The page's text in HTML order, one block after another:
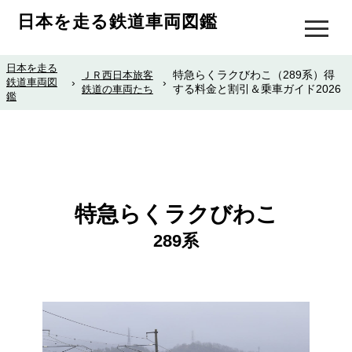
日本を走る鉄道車両図鑑
日本を走る
鉄道車両図
鑑
›
ＪＲ西日本旅客
鉄道の車両たち
›
特急らくラクびわこ（289系）得
する料金と割引＆乗車ガイド2026
特急らくラクびわこ
289系